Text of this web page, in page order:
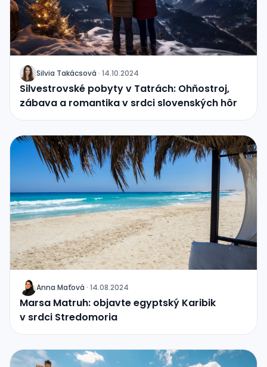
J Silvia Takácsová · 14.10.2024
Silvestrovské pobyty v Tatrách: Ohňostroj,
zábava a romantika v srdci slovenských hôr
J Anna Maťová · 14.08.2024
Marsa Matruh: objavte egyptský Karibik
v srdci Stredomoria